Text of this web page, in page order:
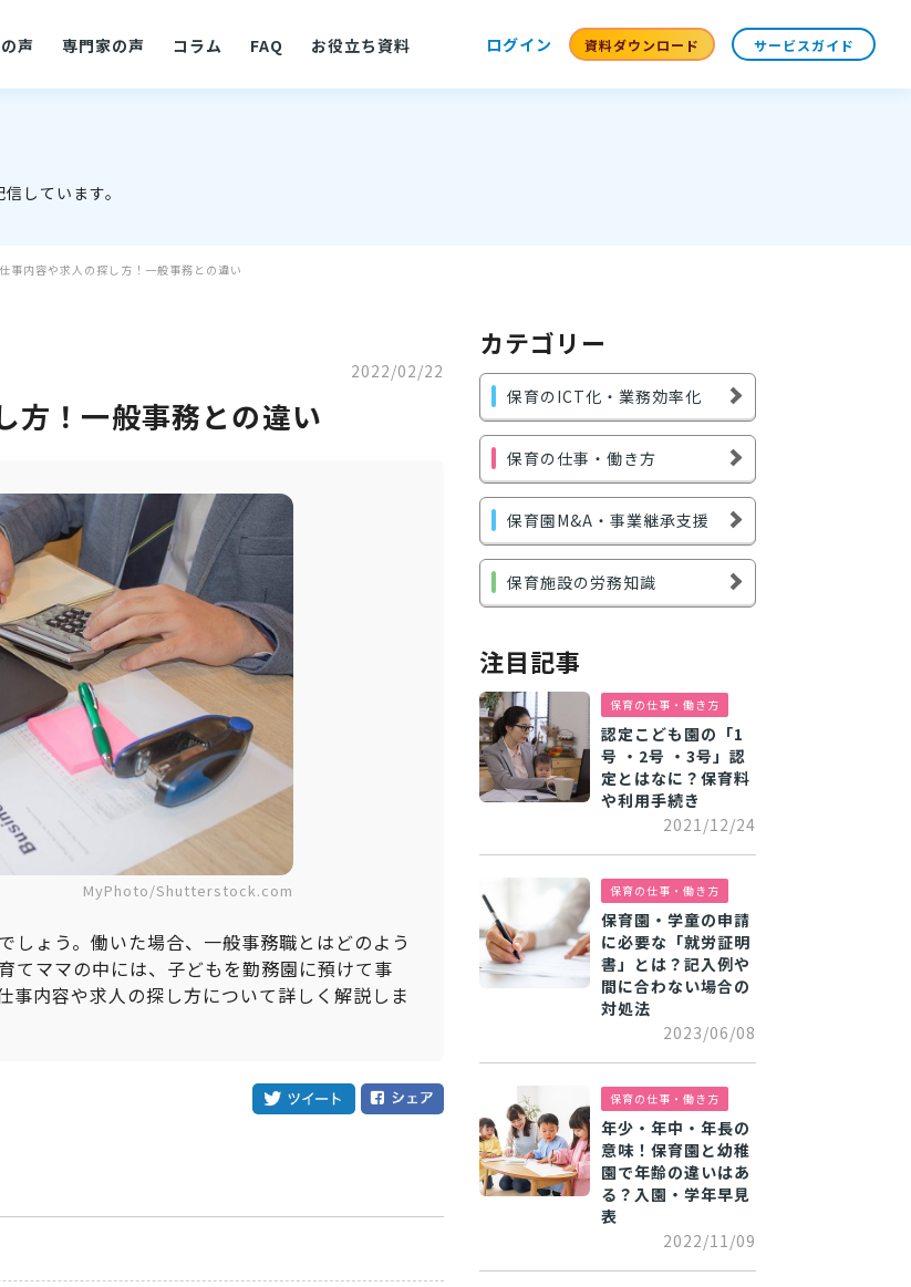
声 専門家の声 コラム FAQ お役立ち資料 ログイン 資料ダウンロード サービスガイド
しています。
事内容や求人の探し方！一般事務との違い
2022/02/22
方！一般事務との違い
MyPhoto/Shutterstock.com
ょう。働いた場合、一般事務職とはどのよう
てママの中には、子どもを勤務園に預けて事
事内容や求人の探し方について詳しく解説しま
カテゴリー
保育のICT化・業務効率化
保育の仕事・働き方
保育園M&A・事業継承支援
保育施設の労務知識
注目記事
保育の仕事・働き方
認定こども園の「1
号 ・2号 ・3号」認
定とはなに？保育料
や利用手続き
2021/12/24
保育の仕事・働き方
保育園・学童の申請
に必要な「就労証明
書」とは？記入例や
間に合わない場合の
対処法
2023/06/08
保育の仕事・働き方
年少・年中・年長の
意味！保育園と幼稚
園で年齢の違いはあ
る？入園・学年早見
表
2022/11/09